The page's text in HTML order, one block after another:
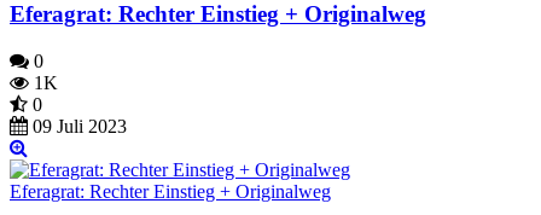
Eferagrat: Rechter Einstieg + Originalweg
0
1K
0
09 Juli 2023
Eferagrat: Rechter Einstieg + Originalweg